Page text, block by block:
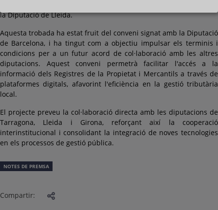
la Diputació de Lleida.
Aquesta trobada ha estat fruit del conveni signat amb la Diputació
de Barcelona, i ha tingut com a objectiu impulsar els terminis i
condicions per a un futur acord de col·laboració amb les altres
diputacions. Aquest conveni permetrà facilitar l'accés a la
informació dels Registres de la Propietat i Mercantils a través de
plataformes digitals, afavorint l'eficiència en la gestió tributària
local.
El projecte preveu la col·laboració directa amb les diputacions de
Tarragona, Lleida i Girona, reforçant així la cooperació
interinstitucional i consolidant la integració de noves tecnologies
en els processos de gestió pública.
NOTES DE PREMSA
Compartir: